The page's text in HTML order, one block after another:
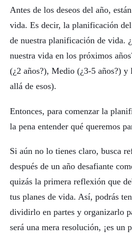
Antes de los deseos del año,
vida. Es decir, la planificación
de nuestra planificación de vida.
nuestra vida en los próximos
(¿2 años?), Medio (¿3-5 años?) y
allá de esos).
Entonces, para comenzar la
la pena entender qué queremos
Si aún no lo tienes claro, busca
después de un año desafiante
quizás la primera reflexión que
tus planes de vida. Así, podrás
dividirlo en partes y organizarlo
será una mera resolución, ¡es un